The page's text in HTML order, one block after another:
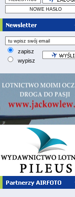
zapisz
wypisz